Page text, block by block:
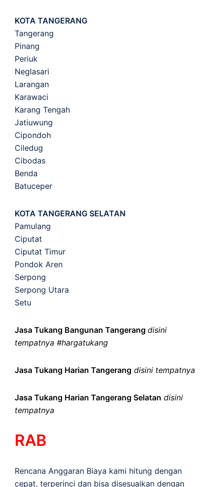
KOTA TANGERANG
Tangerang
Pinang
Periuk
Neglasari
Larangan
Karawaci
Karang Tengah
Jatiuwung
Cipondoh
Ciledug
Cibodas
Benda
Batuceper
KOTA TANGERANG SELATAN
Pamulang
Ciputat
Ciputat Timur
Pondok Aren
Serpong
Serpong Utara
Setu
Jasa Tukang Bangunan Tangerang disini
tempatnya #hargatukang
Jasa Tukang Harian Tangerang disini tempatnya
Jasa Tukang Harian Tangerang Selatan disini
tempatnya
RAB
Rencana Anggaran Biaya kami hitung dengan
cepat, terperinci dan bisa disesuaikan dengan